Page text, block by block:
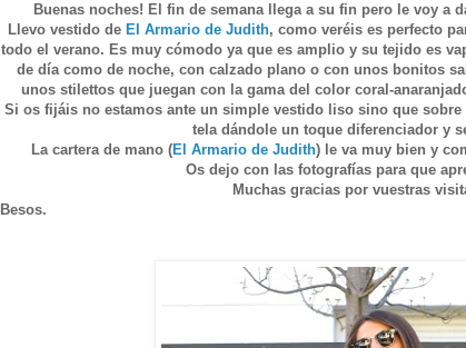
Buenas noches! El fin de semana llega a su fin pero le voy a
Llevo vestido de El Armario de Judith, como veréis es perfecto
todo el verano. Es muy cómodo ya que es amplio y su tejido es
de día como de noche, con calzado plano o con unos bonitos
unos stilettos que juegan con la gama del color coral-
Si os fijáis no estamos ante un simple vestido liso sino que
tela dándole un toque diferenciador y
La cartera de mano (El Armario de Judith) le va muy bien y
Os dejo con las fotografías para que
Muchas gracias por vuestras
Besos.